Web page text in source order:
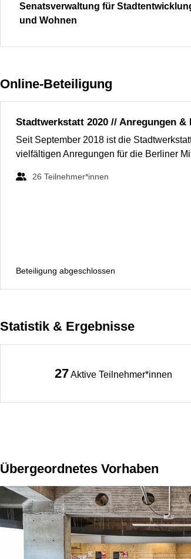
Senatsverwaltung für
und Wohnen
Online-Beteiligung
Stadtwerkstatt 2020 // Anregungen &
Seit September 2018 ist die
vielfältigen Anregungen für die Berliner
26 Teilnehmer*innen
Beteiligung abgeschlossen
Statistik & Ergebnisse
27Aktive Teilnehmer*innen
Übergeordnetes Vorhaben